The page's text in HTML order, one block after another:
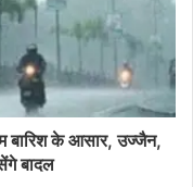
के आसार, उज्जैन,
बादल